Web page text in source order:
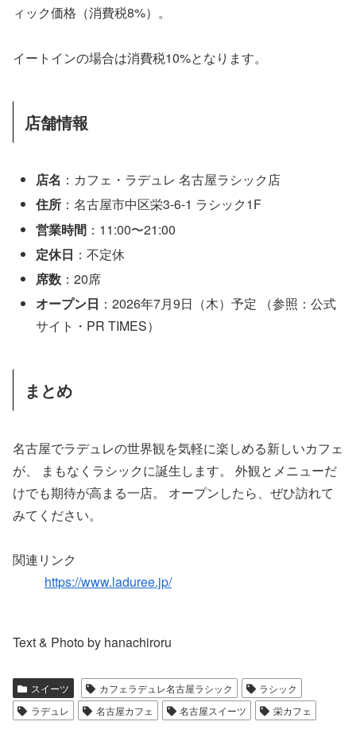
ィック価格（消費税8%）。
イートインの場合は消費税10%となります。
店舗情報
店名 ：カフェ・ラデュレ 名古屋ラシック店
住所 ：名古屋市中区栄3-6-1 ラシック1F
営業時間 ：11:00〜21:00
定休日 ：不定休
席数 ：20席
オープン日 ：2026年7月9日（木）予定 （参照：公式
サイト・PR TIMES）
まとめ
名古屋でラデュレの世界観を気軽に楽しめる新しいカフェ
が、 まもなくラシックに誕生します。 外観とメニューだ
けでも期待が高まる一店。 オープンしたら、ぜひ訪れて
みてください。
関連リンク
https://www.laduree.jp/
Text & Photo by hanachiroru
スイーツ カフェラデュレ名古屋ラシック
ラシック
ラデュレ
名古屋カフェ 名古屋スイーツ 栄カフェ